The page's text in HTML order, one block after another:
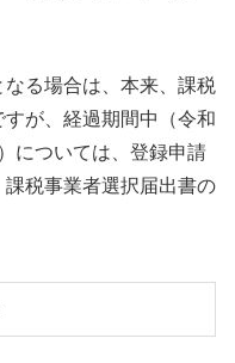
る場合は、本来、課税
が、経過期間中（令和
については、登録申請
税事業者選択届出書の